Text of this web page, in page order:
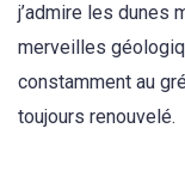
j’admire les dunes
merveilles
constamment au
toujours renouvelé.